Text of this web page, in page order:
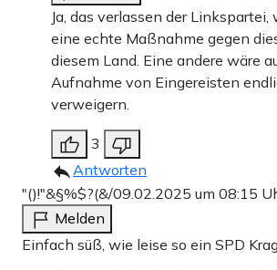
Ja, das verlassen der Linkspartei,
eine echte Maßnahme gegen
diesem Land. Eine andere wäre
Aufnahme von Eingereisten
verweigern.
3
Antworten
"()!"&§%$?(&/09.02.2025 um 08:15
Melden
Einfach süß, wie leise so ein SPD